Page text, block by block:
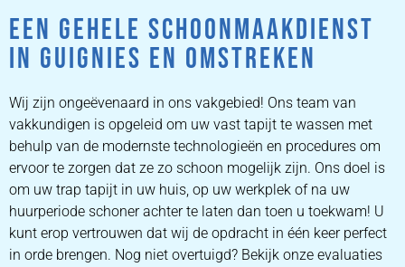
EEN GEHELE SCHOONMAAKDIENST
IN GUIGNIES EN OMSTREKEN
Wij zijn ongeëvenaard in ons vakgebied! Ons team van
vakkundigen is opgeleid om uw vast tapijt te wassen met
behulp van de modernste technologieën en procedures om
ervoor te zorgen dat ze zo schoon mogelijk zijn. Ons doel is
om uw trap tapijt in uw huis, op uw werkplek of na uw
huurperiode schoner achter te laten dan toen u toekwam! U
kunt erop vertrouwen dat wij de opdracht in één keer perfect
in orde brengen. Nog niet overtuigd? Bekijk onze evaluaties